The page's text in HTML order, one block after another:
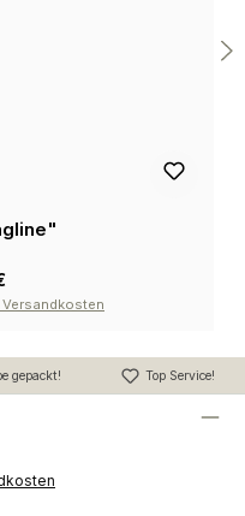
Versandkosten
gepackt! Top Service!